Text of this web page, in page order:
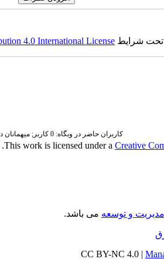
تحت شرایط 4.0 International License
This work is licensed under a Creative
.
کاربران حاضر در وبگاه: 0 کاربر; میهمانان در
مدیریت و توسعه می باشد.